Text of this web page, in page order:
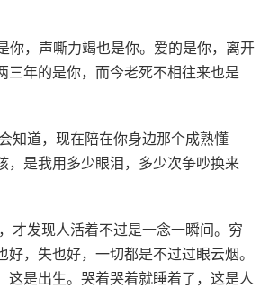
你，声嘶力竭也是你。爱的是你，离开
三年的是你，而今老死不相往来也是
知道，现在陪在你身边那个成熟懂
，是我用多少眼泪，多少次争吵换来
才发现人活着不过是一念一瞬间。穷
好，失也好，一切都是不过过眼云烟。
这是出生。哭着哭着就睡着了，这是人